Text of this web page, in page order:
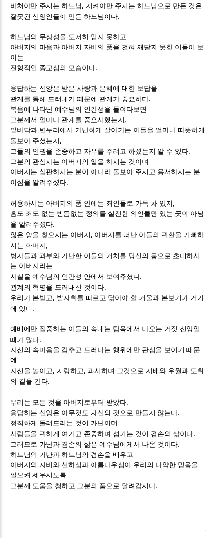
바쳐야만 주시는 하느님 , 지켜야만 주시는 하느님으로 만든 것은
잘못된 신앙인들이 만든 하느님이다.
하느님의 무상성을 도저히 믿지 못하고
아버지의 마음과 아버지 자비의 품을 전혀 깨닫지 못한 이들이 보
이는
전형적인 종교심의 모습이다.
응답하는 신앙은 받은 사랑과 은혜에 대한 보답을
관계를 통해 드러내기 때문에 관계가 중요하다.
복음에 나타난 예수님의 인간성을 들여다보면
그분께서 얼마나 관계를 중요시했는지 ,
밑바닥과 변두리에서 가난하게 살아가는 이들을 얼마나 따뜻하게
돌보아 주셨는지 ,
그들의 인권을 존중하고 자유를 주려고 하셨는지 알 수 있다.
그분의 관심사는 아버지의 일을 하시는 것이며
아버지는 심판하시는 분이 아니라 돌보아 주시고 용서하시는 분
이심을 알려주셨다.
허용하시는 아버지의 품 안에는 죄인들로 가득 차 있지 ,
흠도 죄도 없는 빈틈없는 정의를 실천한 의인들만 있는 곳이 아님
을 알려주셨다.
잃은 양을 찾으시는 아버지 , 아버지를 떠난 아들의 귀환을 기뻐하
시는 아버지 ,
병자들과 과부와 가난한 이들의 거처를 당신의 품으로 초대하시
는 아버지라는
사실을 예수님의 인간성 안에서 보여주셨다.
관계의 혁명을 드러내신 것이다.
우리가 본받고 , 발자취를 따르고 닮아야 할 거울과 본보기가 거기
에 있다.
예배에만 집중하는 이들의 속내는 탐욕에서 나오는 거짓 신앙일
때가 많다.
자신의 속마음을 감추고 드러나는 행위에만 관심을 보이기 때문
에
자신을 높이고 , 자랑하고 ,과시하며 그것으로 지배와 우월과 도취
의 길을 간다.
우리는 모든 것을 아버지로부터 받았다.
응답하는 신앙은 아무것도 자신의 것으로 만들지 않는다.
정직하게 돌려드리는 것이 가난이며
사람들을 귀하게 여기고 존중하며 섬기는 것이 겸손의 삶이다.
그러므로 가난과 겸손의 삶은 예수님에게서 나온 것이다.
하느님의 가난과 하느님의 겸손을 배우고
아버지의 자비와 선하심과 아름다우심이 우리의 나약한 믿음을
일으켜 세우시도록
그분께 도움을 청하고 그분의 품으로 달려갑시다.